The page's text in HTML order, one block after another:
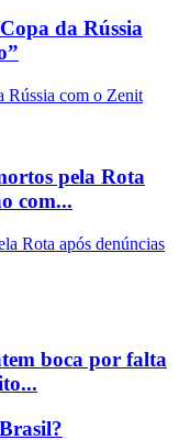
da Rússia
pela Rota
com...
boca por falta